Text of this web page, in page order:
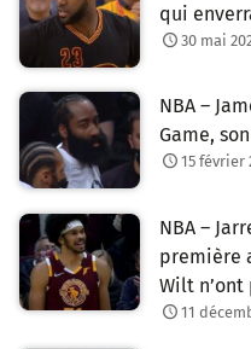
qui
30 mai
NBA –
Game,
15 février
NBA –
première
Wilt n’ont
11